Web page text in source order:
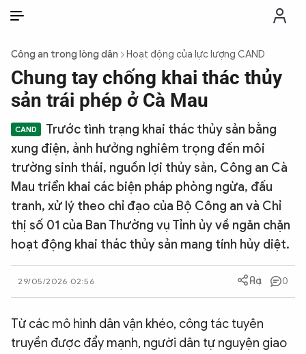
THỜI SỰ
CHỐNG DIỄN BIẾN HÒA BÌNH
CÔNG AN TRONG LÒNG DÂN
PHÁP LUẬT
CÔNG NGHỆ
QUỐC TẾ
Công an trong lòng dân Hoạt động của lực lượng CAND
Chung tay chống khai thác thủy
sản trái phép ở Cà Mau
Trước tình trạng khai thác thủy sản bằng
xung điện, ảnh hưởng nghiêm trọng đến môi
trường sinh thái, nguồn lợi thủy sản, Công an Cà
Mau triển khai các biện pháp phòng ngừa, đấu
tranh, xử lý theo chỉ đạo của Bộ Công an và Chỉ
thị số 01 của Ban Thường vụ Tỉnh ủy về ngăn chặn
hoạt động khai thác thủy sản mang tính hủy diệt.
29/05/2026 02:56 0
Từ các mô hình dân vận khéo, công tác tuyên
truyền được đẩy mạnh, người dân tự nguyện giao